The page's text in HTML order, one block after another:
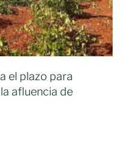
el plazo para
afluencia de